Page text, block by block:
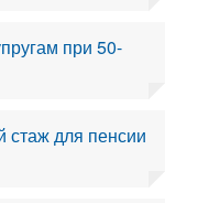
при 50-
стаж для пенсии